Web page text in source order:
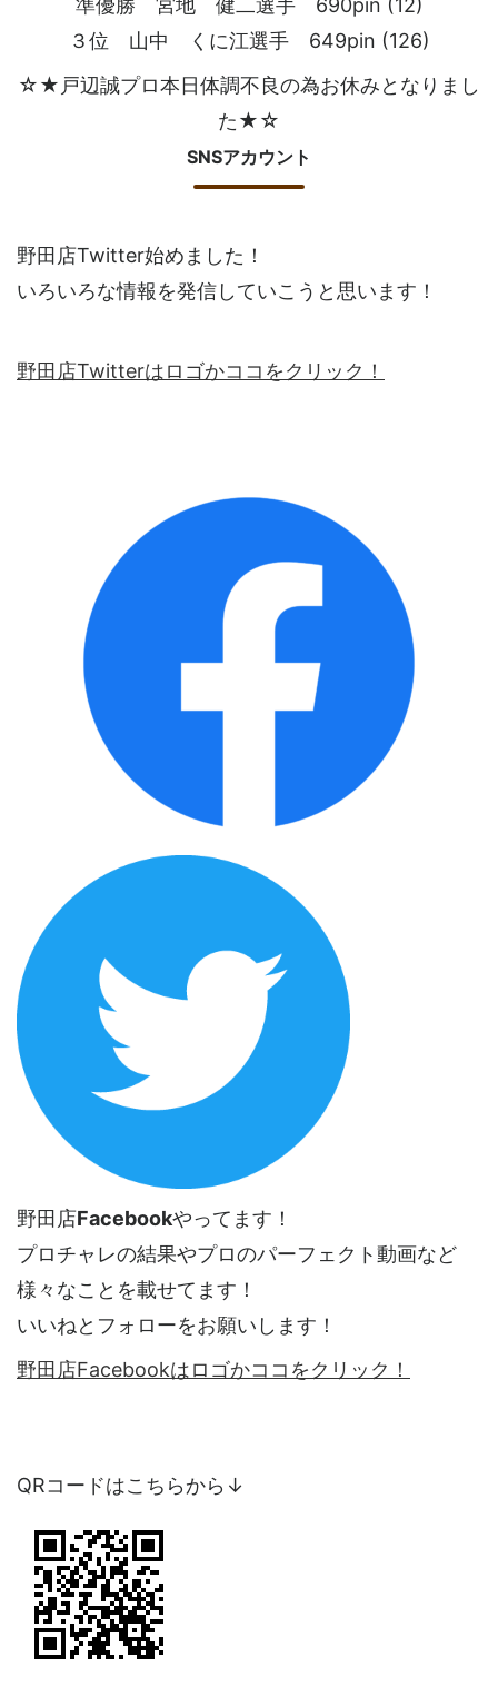
準優勝 宮地 健二選手 690pin (12)
３位 山中 くに江選手 649pin (126)
☆★戸辺誠プロ本日体調不良の為お休みとなりまし
た★☆
SNSアカウント
野田店Twitter始めました！
いろいろな情報を発信していこうと思います！
野田店Twitterはロゴかココをクリック！
野田店Facebookやってます！
プロチャレの結果やプロのパーフェクト動画など
様々なことを載せてます！
いいねとフォローをお願いします！
野田店Facebookはロゴかココをクリック！
QRコードはこちらから↓